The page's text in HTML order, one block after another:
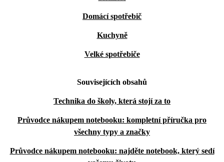
Domácí spotřebič
Kuchyně
Velké spotřebiče
Souvisejících obsahů
Technika do školy, která stojí za to
Průvodce nákupem notebooku: kompletní příručka pro
všechny typy a značky
Průvodce nákupem notebooku: najděte notebook, který sedí